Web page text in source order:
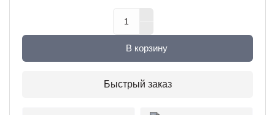
В корзину
Быстрый заказ